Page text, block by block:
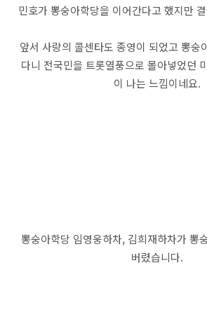
민호가 뽕숭아학당을 이어간다고 했지만
앞서 사랑의 콜센타도 종영이 되었고 뽕숭
다니 전국민을 트롯열풍으로 몰아넣었던
이 나는 느낌이네요.
뽕숭아학당 임영웅하차, 김희재하차가 뽕
버렸습니다.